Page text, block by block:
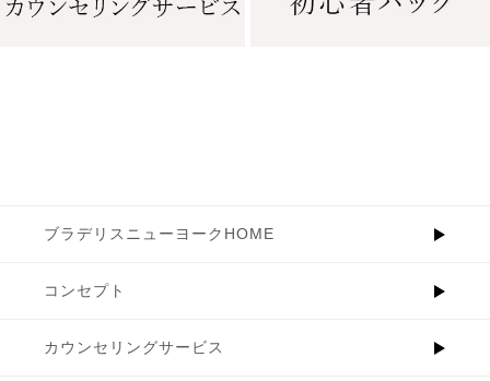
ブラデリスニューヨークHOME
コンセプト
カウンセリングサービス